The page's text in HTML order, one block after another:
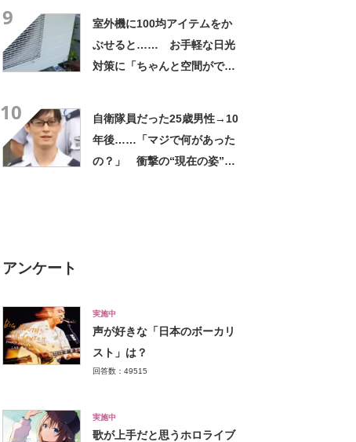
9
室外機に100均アイテムをか
ぶせると…… お手軽な日光
対策に「ちゃんと空間ができ
10
自衛隊員だった25歳男性→10
年後……「マジで何があった
の？」 衝撃の“現在の姿”が
アンケート
実施中
声が好きな「日本のボーカリ
スト」は？
回答数：49515
実施中
歌が上手だと思うホロライブ